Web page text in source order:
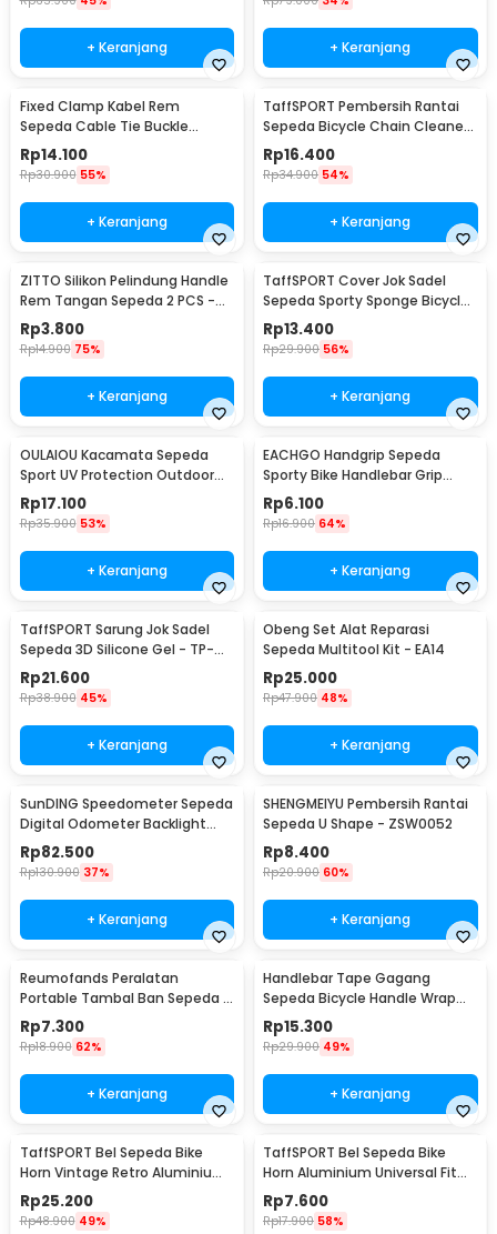
+ Keranjang + Keranjang
Fixed Clamp Kabel Rem
Sepeda Cable Tie Buckle
Organizer 5 PCS
Rp14.100
Rp30.900 55%
+ Keranjang
TaffSPORT Pembersih Rantai
Sepeda Bicycle Chain Cleaner
Scrubber - YHW10-258
Rp16.400
Rp34.900 54%
+ Keranjang
ZITTO Silikon Pelindung Handle
Rem Tangan Sepeda 2 PCS -
M187
Rp3.800
Rp14.900 75%
+ Keranjang
TaffSPORT Cover Jok Sadel
Sepeda Sporty Sponge Bicycle
Seat Universal - HM847
Rp13.400
Rp29.900 56%
+ Keranjang
OULAIOU Kacamata Sepeda
Sport UV Protection Outdoor
Cycling Sunglasses - AJ1
Rp17.100
Rp35.900 53%
+ Keranjang
EACHGO Handgrip Sepeda
Sporty Bike Handlebar Grip
Silicone 1 Pair - STD
Rp6.100
Rp16.900 64%
+ Keranjang
TaffSPORT Sarung Jok Sadel
Sepeda 3D Silicone Gel - TP-
ZT01
Rp21.600
Rp38.900 45%
+ Keranjang
Obeng Set Alat Reparasi
Sepeda Multitool Kit - EA14
Rp25.000
Rp47.900 48%
+ Keranjang
SunDING Speedometer Sepeda
Digital Odometer Backlight
LCD Waterproof - SD-563A
Rp82.500
Rp130.900 37%
+ Keranjang
SHENGMEIYU Pembersih Rantai
Sepeda U Shape - ZSW0052
Rp8.400
Rp20.900 60%
+ Keranjang
Reumofands Peralatan
Portable Tambal Ban Sepeda -
RM21388
Rp7.300
Rp18.900 62%
+ Keranjang
Handlebar Tape Gagang
Sepeda Bicycle Handle Wrap
2M 30mm 2 PCS - GH-081H
Rp15.300
Rp29.900 49%
+ Keranjang
TaffSPORT Bel Sepeda Bike
Horn Vintage Retro Aluminium
Alloy 85dB - CL-05
Rp25.200
Rp48.900 49%
TaffSPORT Bel Sepeda Bike
Horn Aluminium Universal Fit
85dB - CL-6
Rp7.600
Rp17.900 58%